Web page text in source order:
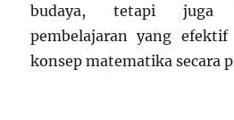
budaya, tetapi juga
pembelajaran yang
konsep matematika secara